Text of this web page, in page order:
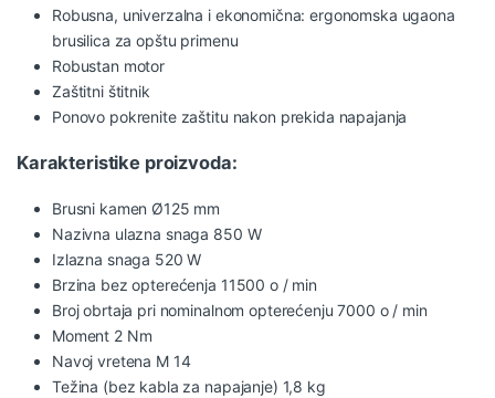
Robusna, univerzalna i ekonomična: ergonomska ugaona
brusilica za opštu primenu
Robustan motor
Zaštitni štitnik
Ponovo pokrenite zaštitu nakon prekida napajanja
Karakteristike proizvoda:
Brusni kamen Ø125 mm
Nazivna ulazna snaga 850 W
Izlazna snaga 520 W
Brzina bez opterećenja 11500 o / min
Broj obrtaja pri nominalnom opterećenju 7000 o / min
Moment 2 Nm
Navoj vretena M 14
Težina (bez kabla za napajanje) 1,8 kg